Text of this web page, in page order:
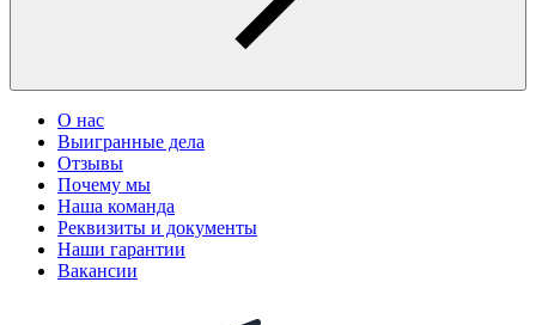
О нас
Выигранные дела
Отзывы
Почему мы
Наша команда
Реквизиты и документы
Наши гарантии
Вакансии